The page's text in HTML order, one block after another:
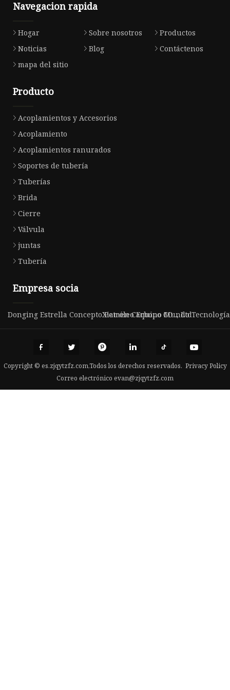
Navegacion rapida
Hogar Sobre nosotros
Productos
Noticias
Blog
Contáctenos
mapa del sitio
Producto
Acoplamientos y Accesorios
Acoplamiento
Acoplamientos ranurados
Soportes de tubería
Tuberías
Brida
Cierre
Válvula
juntas
Tubería
Empresa socia
Donging Estrella Concepto Petróleo Equipo CO ., Ltd
Xiamen Carbono Mundo
Copyright © es.zjqytzfz.com,Todos los derechos reservados. Privacy Policy
Correo electrónico evan@zjqytzfz.com